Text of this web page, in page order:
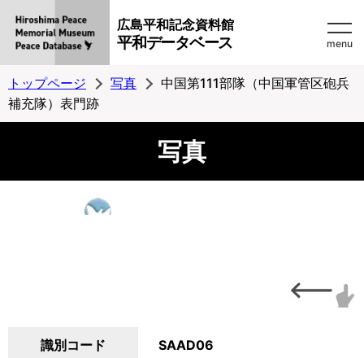
広島平和記念資料館
平和データベース menu
トップページ 写真
中国第111部隊（中国軍管区砲兵
補充隊）表門跡
写真
識別コード SAAD06